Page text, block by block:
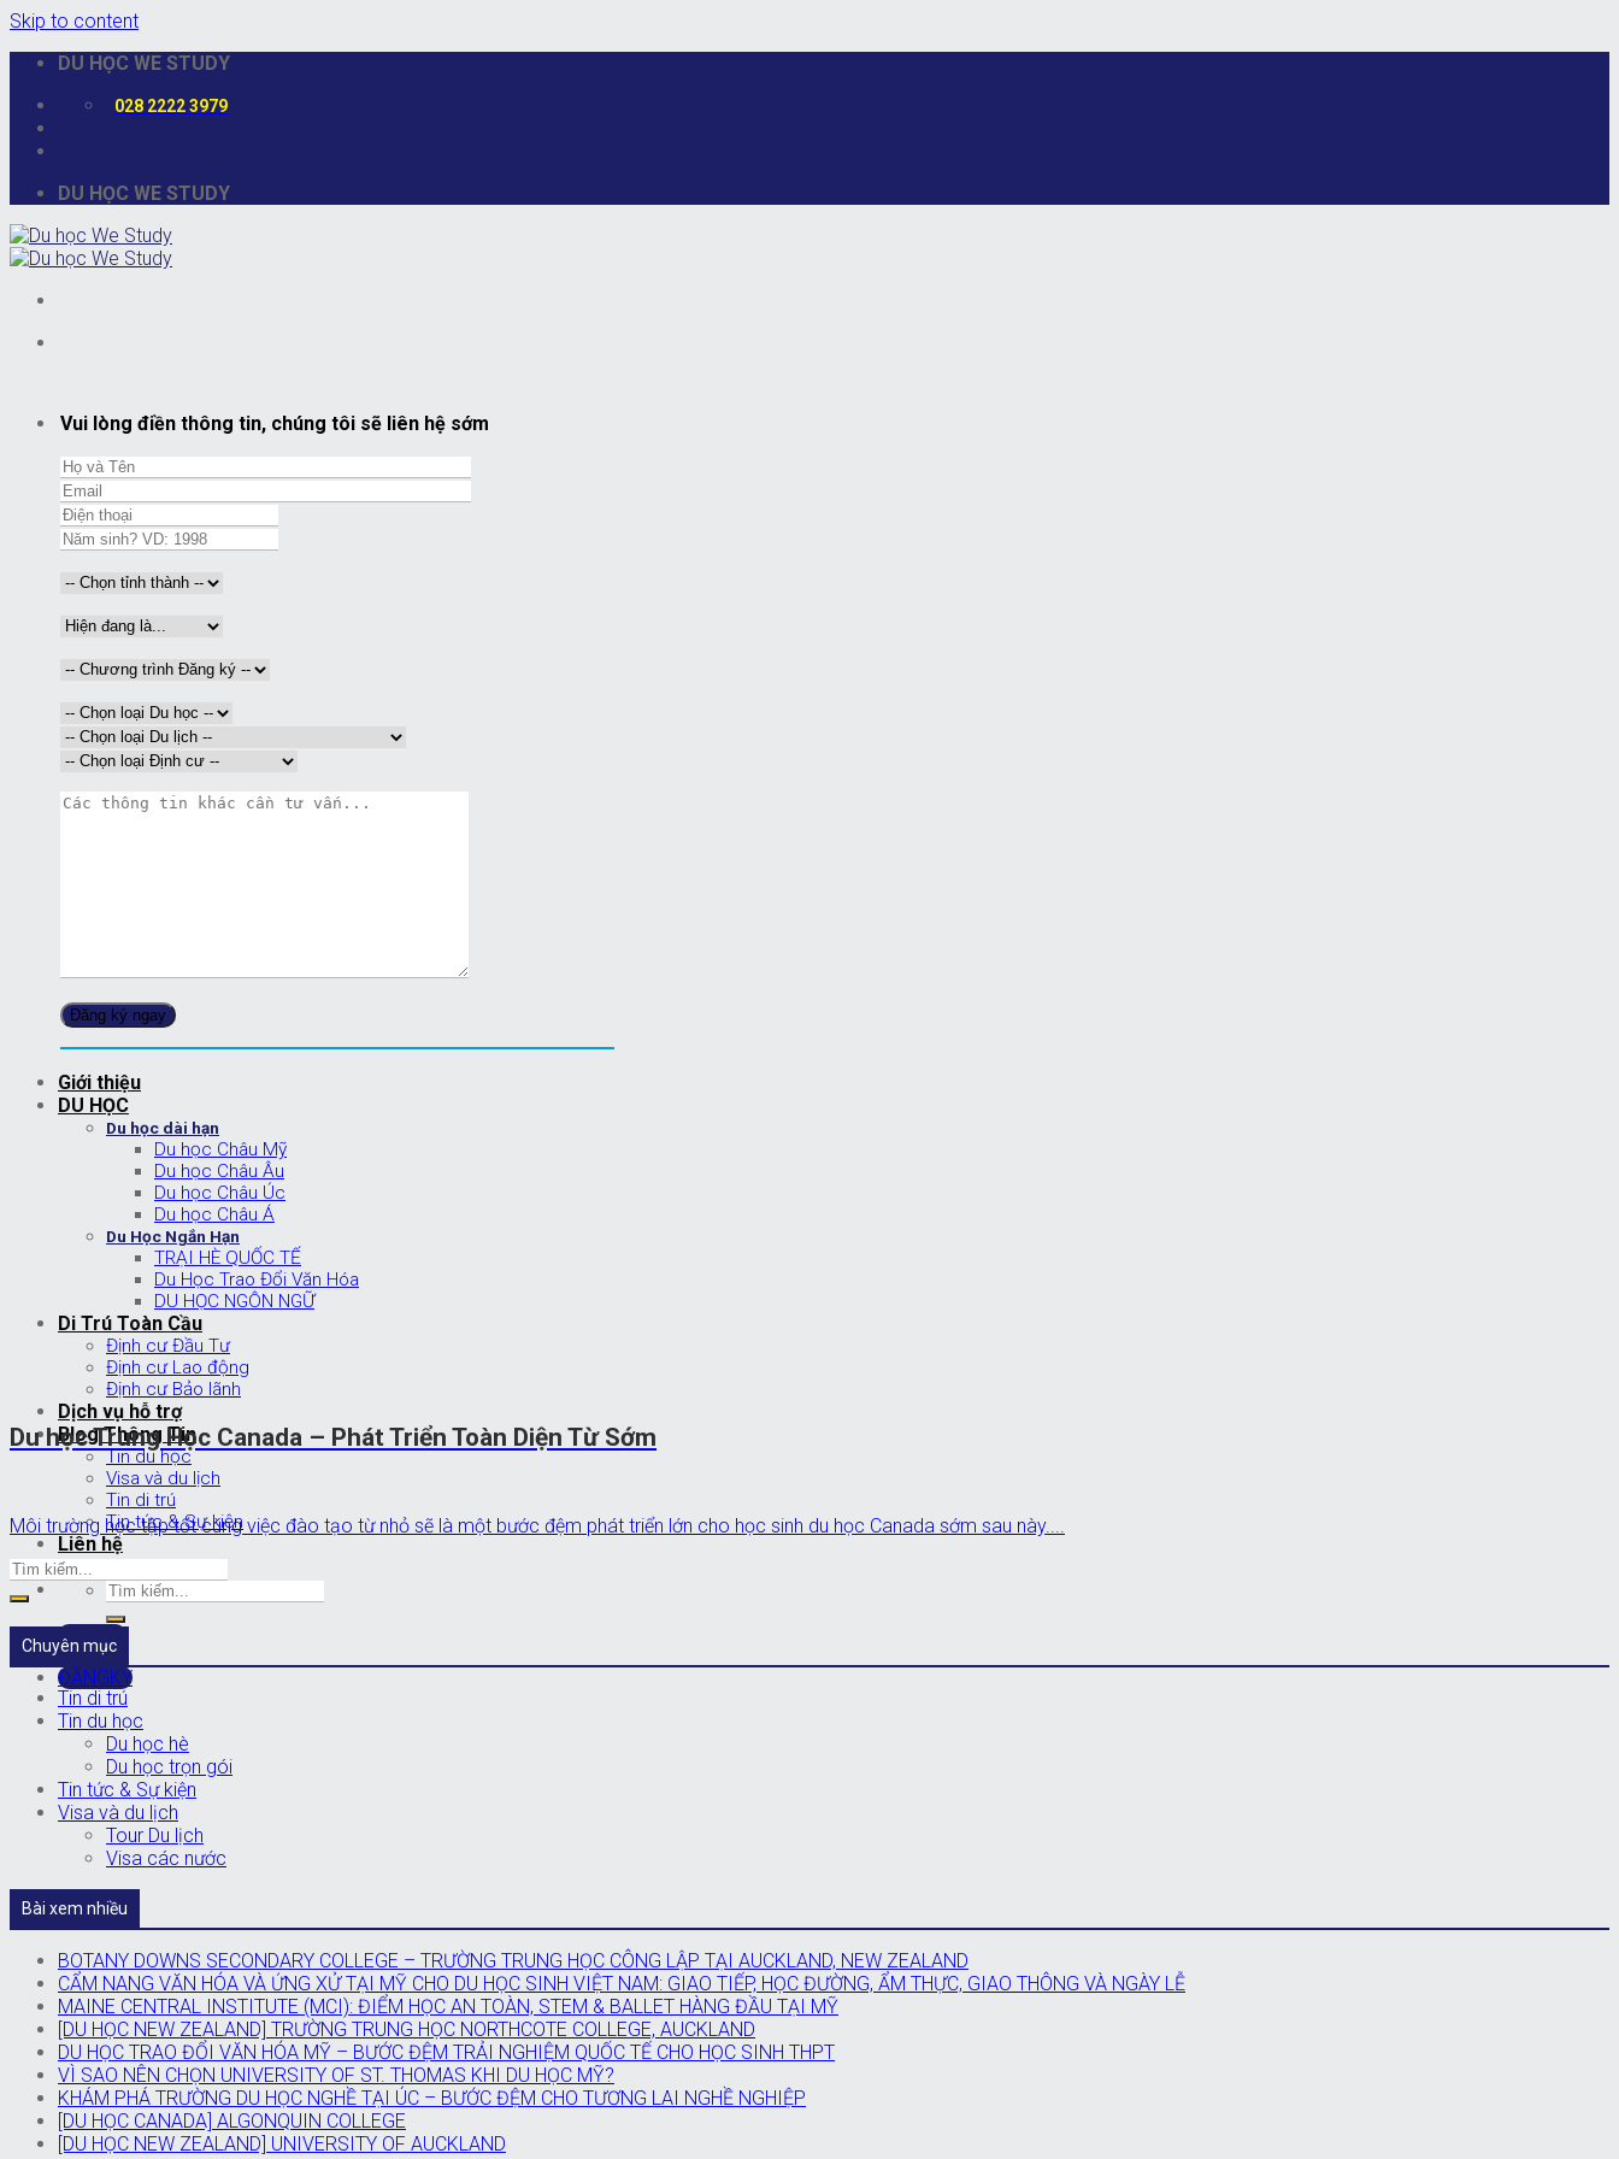
Skip to content
DU HỌC WE STUDY
028 2222 3979
DU HỌC WE STUDY
Vui lòng điền thông tin, chúng tôi sẽ liên hệ sớm
Giới thiệu
DU HỌC
Du học dài hạn
Du học Châu Mỹ
Du học Châu Âu
Du học Châu Úc
Du học Châu Á
Du Học Ngắn Hạn
TRẠI HÈ QUỐC TẾ
Du Học Trao Đổi Văn Hóa
DU HỌC NGÔN NGỮ
Di Trú Toàn Cầu
Định cư Đầu Tư
Định cư Lao động
Định cư Bảo lãnh
Dịch vụ hỗ trợ
Blog Thông Tin
Tin du học
Visa và du lịch
Tin di trú
Tin tức & Sự kiện
Liên hệ
Đăng ký
ĐĂNGKÝ
Du học Trung Học Canada – Phát Triển Toàn Diện Từ Sớm
Môi trường học tập tốt cùng việc đào tạo từ nhỏ sẽ là một bước đệm phát triển lớn cho học sinh du học Canada sớm sau này....
Chuyên mục
Tin di trú
Tin du học
Du học hè
Du học trọn gói
Tin tức & Sự kiện
Visa và du lịch
Tour Du lịch
Visa các nước
Bài xem nhiều
BOTANY DOWNS SECONDARY COLLEGE – TRƯỜNG TRUNG HỌC CÔNG LẬP TẠI AUCKLAND, NEW ZEALAND
CẨM NANG VĂN HÓA VÀ ỨNG XỬ TẠI MỸ CHO DU HỌC SINH VIỆT NAM: GIAO TIẾP, HỌC ĐƯỜNG, ẨM THỰC, GIAO THÔNG VÀ NGÀY LỄ
MAINE CENTRAL INSTITUTE (MCI): ĐIỂM HỌC AN TOÀN, STEM & BALLET HÀNG ĐẦU TẠI MỸ
[DU HỌC NEW ZEALAND] TRƯỜNG TRUNG HỌC NORTHCOTE COLLEGE, AUCKLAND
DU HỌC TRAO ĐỔI VĂN HÓA MỸ – BƯỚC ĐỆM TRẢI NGHIỆM QUỐC TẾ CHO HỌC SINH THPT
VÌ SAO NÊN CHỌN UNIVERSITY OF ST. THOMAS KHI DU HỌC MỸ?
KHÁM PHÁ TRƯỜNG DU HỌC NGHỀ TẠI ÚC – BƯỚC ĐỆM CHO TƯƠNG LAI NGHỀ NGHIỆP
[DU HỌC CANADA] ALGONQUIN COLLEGE
[DU HỌC NEW ZEALAND] UNIVERSITY OF AUCKLAND